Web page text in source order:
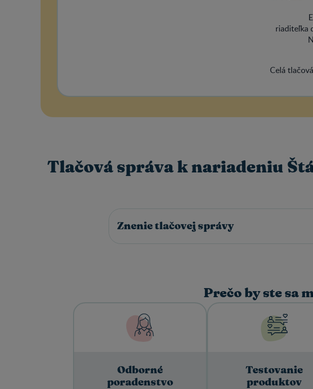
riaditeľka
Celá
Tlačová správa k nariadeniu
Znenie tlačovej správy
Prečo by ste sa
Odborné
poradenstvo
Testovanie
produktov